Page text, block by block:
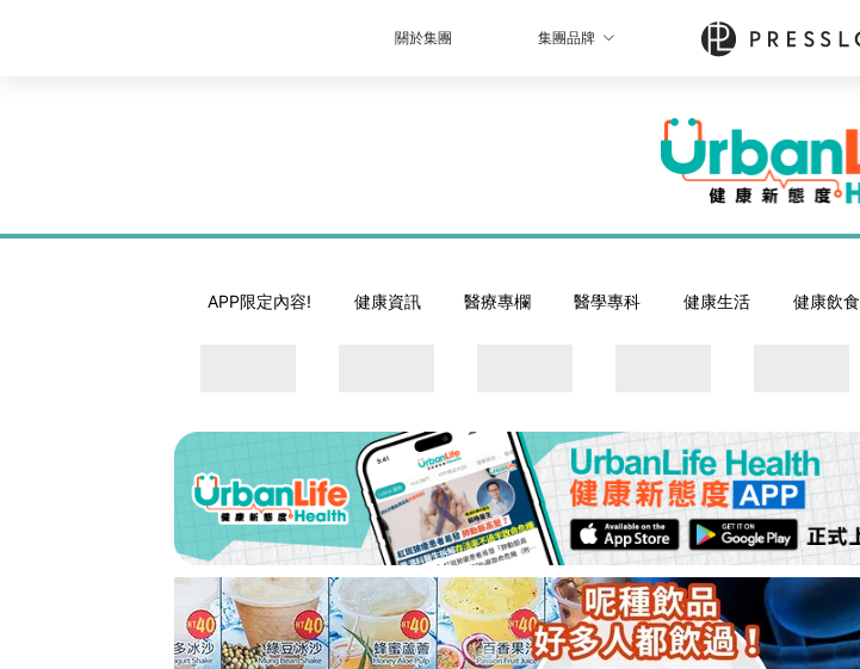
關於集團 集團品牌
APP限定內容! 健康資訊 醫療專欄 醫學專科 健康生活 健康飲食